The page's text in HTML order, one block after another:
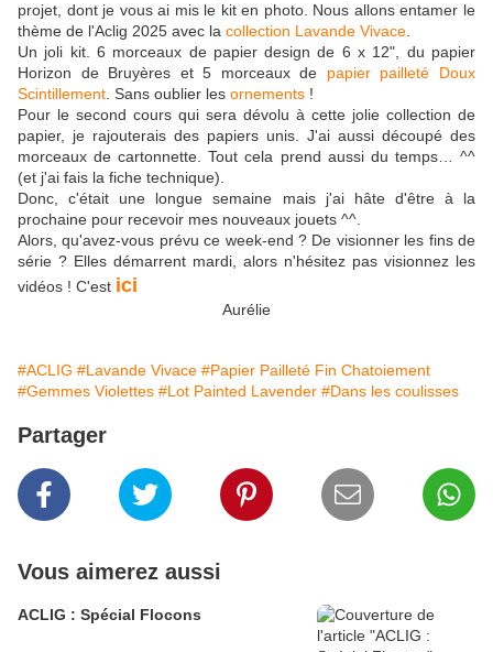
projet, dont je vous ai mis le kit en photo. Nous allons entamer le
thème de l'Aclig 2025 avec la collection Lavande Vivace
Un joli kit. 6 morceaux de papier design de 6 x 12", du papier
Horizon de Bruyères et 5 morceaux de papier pailleté Doux
Scintillement . Sans oublier les ornements !
Pour le second cours qui sera dévolu à cette jolie collection de
papier, je rajouterais des papiers unis. J'ai aussi découpé des
morceaux de cartonnette. Tout cela prend aussi du temps… ^^
(et j'ai fais la fiche technique).
Donc, c'était une longue semaine mais j'ai hâte d'être à la
prochaine pour recevoir mes nouveaux jouets ^^.
Alors, qu'avez-vous prévu ce week-end ? De visionner les fins de
série ? Elles démarrent mardi, alors n'hésitez pas visionnez les
vidéos ! C'est ici
Aurélie
#ACLIG #Lavande Vivace #Papier Pailleté Fin Chatoiement
#Gemmes Violettes #Lot Painted Lavender #Dans les coulisses
Partager
Vous aimerez aussi
ACLIG : Spécial Flocons